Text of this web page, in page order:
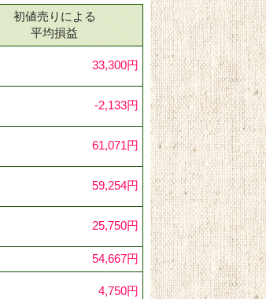
初値売りによる
平均損益
33,300円
-2,133円
61,071円
59,254円
25,750円
54,667円
4,750円